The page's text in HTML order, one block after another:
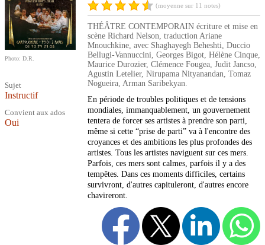
Photo: D.R.
Sujet
Instructif
Convient aux ados
Oui
(moyenne sur 11 notes)
THÉÂTRE CONTEMPORAIN écriture et mise en
scène Richard Nelson, traduction Ariane
Mnouchkine, avec Shaghayegh Beheshti, Duccio
Bellugi-Vannuccini, Georges Bigot, Hélène Cinque,
Maurice Durozier, Clémence Fougea, Judit Jancso,
Agustin Letelier, Nirupama Nityanandan, Tomaz
Nogueira, Arman Saribekyan.
En période de troubles politiques et de tensions
mondiales, immanquablement, un gouvernement
tentera de forcer ses artistes à prendre son parti,
même si cette “prise de parti” va à l'encontre des
croyances et des ambitions les plus profondes des
artistes. Tous les artistes naviguent sur ces mers.
Parfois, ces mers sont calmes, parfois il y a des
tempêtes. Dans ces moments difficiles, certains
survivront, d'autres capituleront, d'autres encore
chavireront.